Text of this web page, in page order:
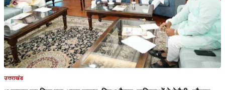
उत्तराखंड